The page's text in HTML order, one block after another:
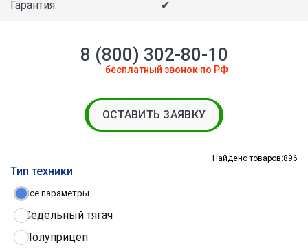
Найдено товаров:896
Тип техники
Все параметры
Седельный тягач
Полуприцеп
Гарантия: ✔
8 (800) 302-80-10
бесплатный звонок по РФ
ОСТАВИТЬ ЗАЯВКУ